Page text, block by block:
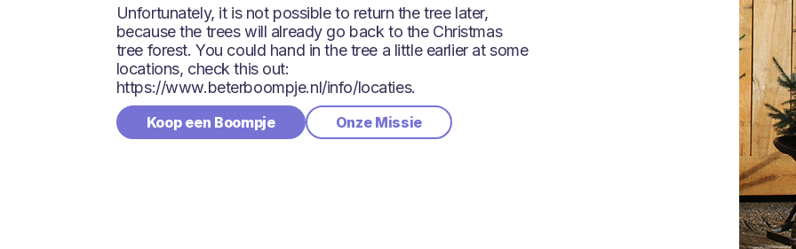
Unfortunately, it is not possible to return the tree later,
because the trees will already go back to the Christmas
tree forest. You could hand in the tree a little earlier at some
locations, check this out:
https://www.beterboompje.nl/info/locaties.
Koop een Boompje Onze Missie